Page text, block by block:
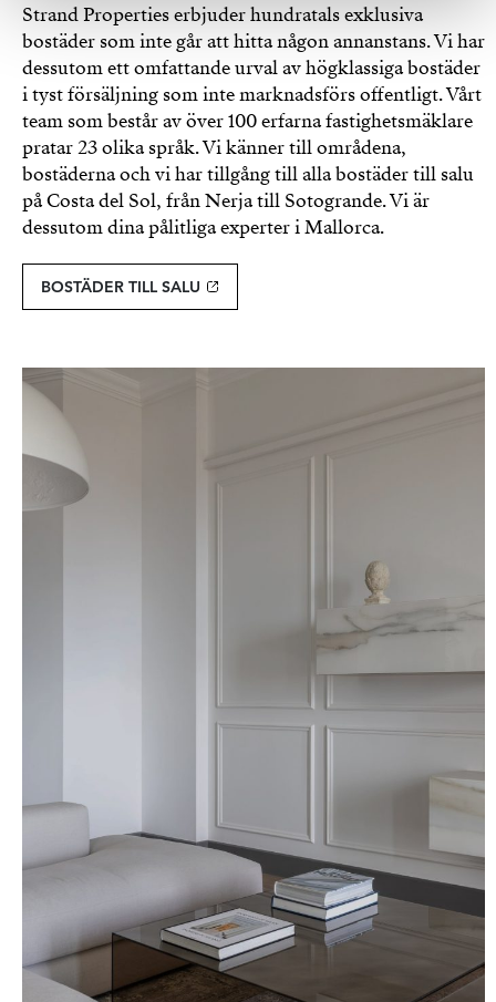
Strand Properties erbjuder hundratals exklusiva
bostäder som inte går att hitta någon annanstans. Vi har
dessutom ett omfattande urval av högklassiga bostäder
i tyst försäljning som inte marknadsförs offentligt. Vårt
team som består av över 100 erfarna fastighetsmäklare
pratar 23 olika språk. Vi känner till områdena,
bostäderna och vi har tillgång till alla bostäder till salu
på Costa del Sol, från Nerja till Sotogrande. Vi är
dessutom dina pålitliga experter i Mallorca.
BOSTÄDER TILL SALU